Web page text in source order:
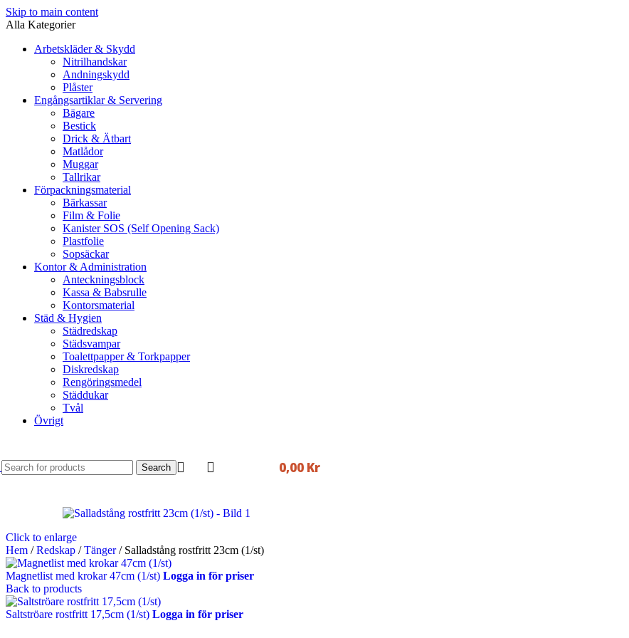
Skip to main content
Alla Kategorier
Arbetskläder & Skydd
Nitrilhandskar
Andningskydd
Plåster
Engångsartiklar & Servering
Bägare
Bestick
Drick & Ätbart
Matlådor
Muggar
Tallrikar
Förpackningsmaterial
Bärkassar
Film & Folie
Kanister SOS (Self Opening Sack)
Plastfolie
Sopsäckar
Kontor & Administration
Anteckningsblock
Kassa & Babsrulle
Kontorsmaterial
Städ & Hygien
Städredskap
Städsvampar
Toalettpapper & Torkpapper
Diskredskap
Rengöringsmedel
Städdukar
Tvål
Övrigt
Search 0,00 Kr
Click to enlarge
Hem / Redskap / Tänger/ Salladstång rostfritt 23cm (1/st)
Magnetlist med krokar 47cm (1/st) Logga in för priser
Back to products
Saltströare rostfritt 17,5cm (1/st) Logga in för priser